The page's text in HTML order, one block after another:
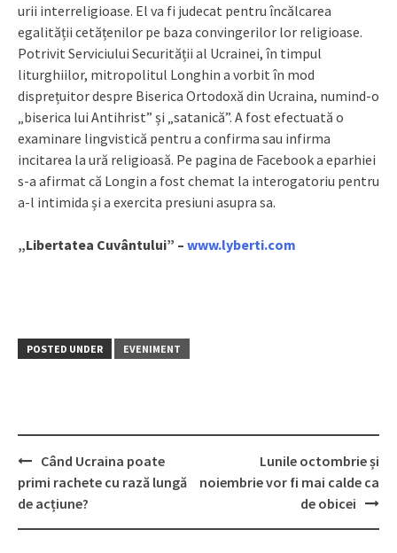
urii interreligioase. El va fi judecat pentru încălcarea
egalității cetățenilor pe baza convingerilor lor religioase.
Potrivit Serviciului Securității al Ucrainei, în timpul
liturghiilor, mitropolitul Longhin a vorbit în mod
disprețuitor despre Biserica Ortodoxă din Ucraina, numind-o
„biserica lui Antihrist” și „satanică”. A fost efectuată o
examinare lingvistică pentru a confirma sau infirma
incitarea la ură religioasă. Pe pagina de Facebook a eparhiei
s-a afirmat că Longin a fost chemat la interogatoriu pentru
a-l intimida și a exercita presiuni asupra sa.
„Libertatea Cuvântului” – www.lyberti.com
POSTED UNDER EVENIMENT
Post
navigation
Când Ucraina poate
primi rachete cu rază lungă
de acțiune?
Lunile octombrie și
noiembrie vor fi mai calde ca
de obicei